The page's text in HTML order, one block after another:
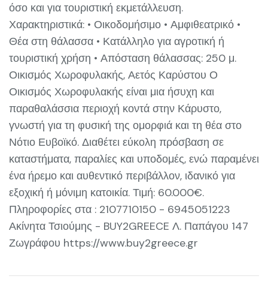
όσο και για τουριστική εκμετάλλευση.
Χαρακτηριστικά: • Οικοδομήσιμο • Αμφιθεατρικό •
Θέα στη θάλασσα • Κατάλληλο για αγροτική ή
τουριστική χρήση • Απόσταση θάλασσας: 250 μ.
Οικισμός Χωροφυλακής, Αετός Καρύστου Ο
Οικισμός Χωροφυλακής είναι μια ήσυχη και
παραθαλάσσια περιοχή κοντά στην Κάρυστο,
γνωστή για τη φυσική της ομορφιά και τη θέα στο
Νότιο Ευβοϊκό. Διαθέτει εύκολη πρόσβαση σε
καταστήματα, παραλίες και υποδομές, ενώ παραμένει
ένα ήρεμο και αυθεντικό περιβάλλον, ιδανικό για
εξοχική ή μόνιμη κατοικία. Τιμή: 60.000€.
Πληροφορίες στα : 2107710150 - 6945051223
Ακίνητα Τσιούμης - BUY2GREECE Λ. Παπάγου 147
Ζωγράφου https://www.buy2greece.gr